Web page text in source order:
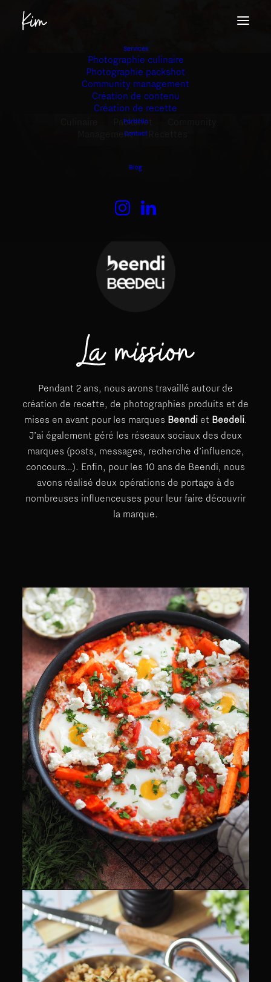
Services
Photographie culinaire
Photographie packshot
Community management
Création de contenu
Création de recette
Portfolio
Contact
Blog
Beendi / Beedeli
Packshot
Management
,
Pendant 2 ans, nous avons travaillé autour de
création de recette, de photographies produits et de
mises en avant pour les marques Beendiet Beedeli.
J’ai également géré les réseaux sociaux des deux
marques (posts, messages, recherche d’influence,
concours…). Enfin, pour les 10 ans de Beendi, nous
avons réalisé deux opérations de portage à de
nombreuses influenceuses pour leur faire découvrir
la marque.